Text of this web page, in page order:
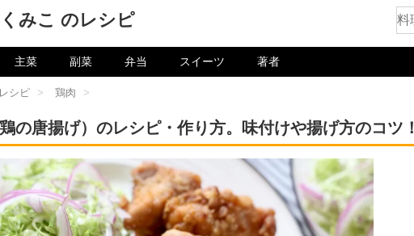
みこ のレシピ
主菜 副菜 弁当 スイーツ 著者
シピ > 鶏肉 >
の唐揚げ）のレシピ・作り方。味付けや揚げ方のコツ！